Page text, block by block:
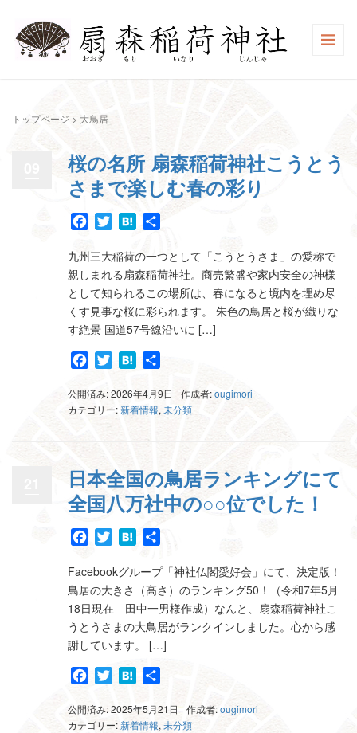
トップページ > 大鳥居
桜の名所 扇森稲荷神社こうとう
さまで楽しむ春の彩り
FacebookTwitterHatena
九州三大稲荷の一つとして「こうとうさま」の愛称で
親しまれる扇森稲荷神社。商売繁盛や家内安全の神様
として知られるこの場所は、春になると境内を埋め尽
くす見事な桜に彩られます。 朱色の鳥居と桜が織りな
す絶景 国道57号線沿いに […]
FacebookTwitterHatena
公開済み: 2026年4月9日 作成者:ougimori
カテゴリー:新着情報, 未分類
日本全国の鳥居ランキングにて
全国八万社中の○○位でした！
FacebookTwitterHatena
Facebookグループ「神社仏閣愛好会」にて、決定版！
鳥居の大きさ（高さ）のランキング50！（令和7年5月
18日現在 田中一男様作成）なんと、扇森稲荷神社こ
うとうさまの大鳥居がランクインしました。心から感
謝しています。 […]
FacebookTwitterHatena
公開済み: 2025年5月21日 作成者:ougimori
カテゴリー:新着情報, 未分類